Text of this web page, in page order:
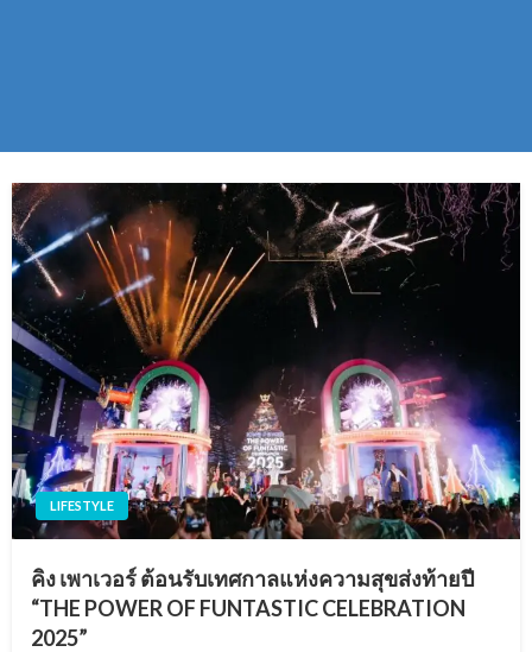
LIFESTYLE
คิง เพาเวอร์ ต้อนรับเทศกาลแห่งความสุขส่งท้ายปี
“THE POWER OF FUNTASTIC CELEBRATION
2025”